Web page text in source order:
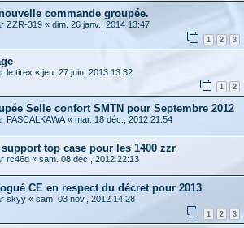
commande groupée.
ZZR-319 « dim. 26 janv., 2014 13:47
1 2 3
le tirex « jeu. 27 juin, 2013 13:32
1 2
Selle confort SMTN pour Septembre 2012
PASCALKAWA « mar. 18 déc., 2012 21:54
top case pour les 1400 zzr
rc46d « sam. 08 déc., 2012 22:13
CE en respect du décret pour 2013
skyy « sam. 03 nov., 2012 14:28
1 2 3